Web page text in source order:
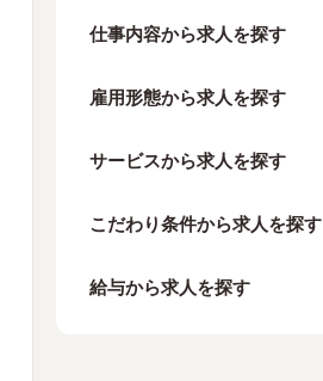
仕事内容から求人を探す
雇用形態から求人を探す
サービスから求人を探す
こだわり条件から求人を探す
給与から求人を探す